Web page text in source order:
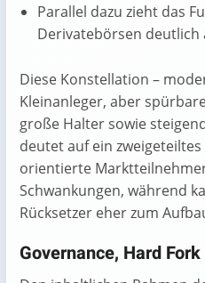
Parallel dazu zieht das
Derivatebörsen deutlich
Diese Konstellation –
Kleinanleger, aber
große Halter sowie
deutet auf ein
orientierte
Schwankungen, während
Rücksetzer eher zum
Governance, Hard